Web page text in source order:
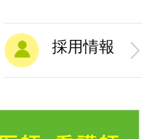
採用情報